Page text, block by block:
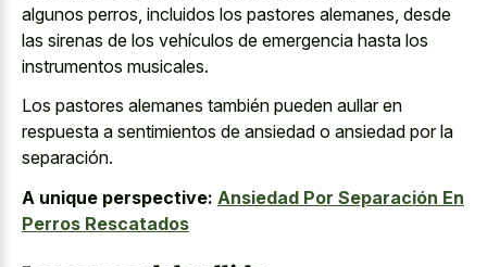
algunos perros, incluidos los pastores alemanes, desde
las sirenas de los vehículos de emergencia hasta los
instrumentos musicales.
Los pastores alemanes también pueden aullar en
respuesta a sentimientos de ansiedad o ansiedad por la
separación.
A unique perspective: Ansiedad Por Separación En
Perros Rescatados